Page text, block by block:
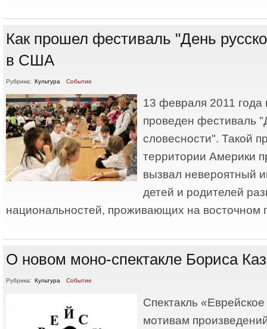
Как прошел фестиваль "День
в США
Рубрика: Культура Событие
13 февраля 2011
проведен фестиваль
словесности". Такой
территории Америки
вызвал невероятный
детей и родителей
национальностей, проживающих на
О новом моно-спектакле Бориса
Рубрика: Культура Событие
Спектакль
мотивам